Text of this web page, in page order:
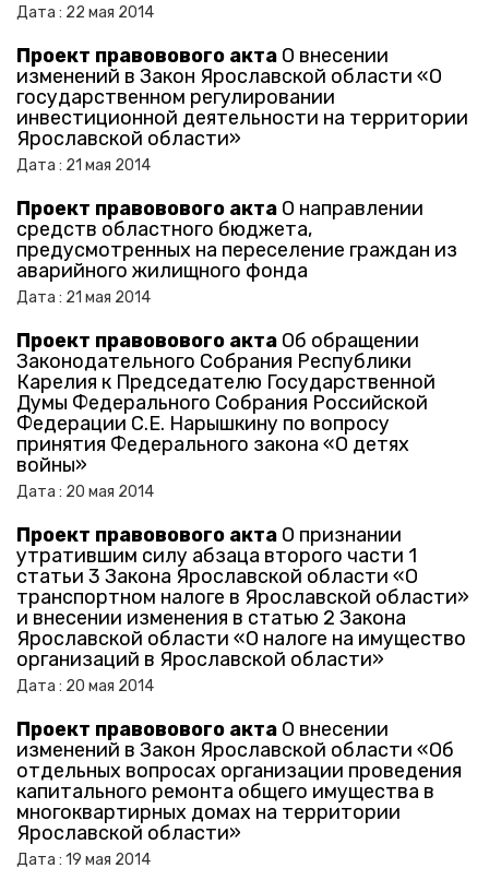
Дата : 22 мая 2014
Проект правовового акта О внесении
изменений в Закон Ярославской области «О
государственном регулировании
инвестиционной деятельности на территории
Ярославской области»
Дата : 21 мая 2014
Проект правовового акта О направлении
средств областного бюджета,
предусмотренных на переселение граждан из
аварийного жилищного фонда
Дата : 21 мая 2014
Проект правовового акта Об обращении
Законодательного Собрания Республики
Карелия к Председателю Государственной
Думы Федерального Собрания Российской
Федерации С.Е. Нарышкину по вопросу
принятия Федерального закона «О детях
войны»
Дата : 20 мая 2014
Проект правовового акта О признании
утратившим силу абзаца второго части 1
статьи 3 Закона Ярославской области «О
транспортном налоге в Ярославской области»
и внесении изменения в статью 2 Закона
Ярославской области «О налоге на имущество
организаций в Ярославской области»
Дата : 20 мая 2014
Проект правовового акта О внесении
изменений в Закон Ярославской области «Об
отдельных вопросах организации проведения
капитального ремонта общего имущества в
многоквартирных домах на территории
Ярославской области»
Дата : 19 мая 2014